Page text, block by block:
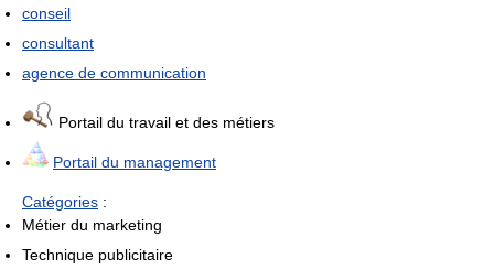
conseil
consultant
agence de communication
Portail du travail et des métiers
Portail du management
Catégories :
Métier du marketing
Technique publicitaire